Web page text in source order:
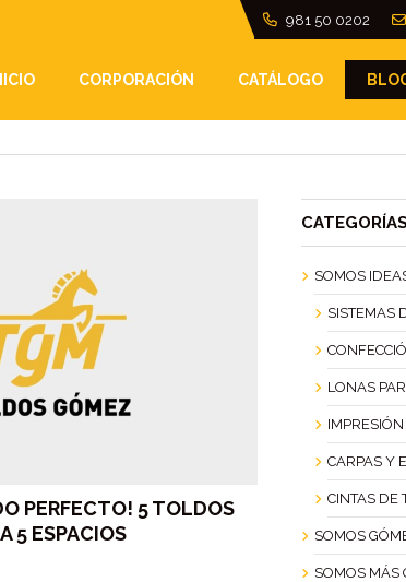
981 50 0202
CORPORACIÓN CATÁLOGO
PERFECTO! 5 TOLDOS
5 ESPACIOS
CATEGORÍAS
SOMOS
SISTEMAS
LONAS
CARPAS Y
CINTAS DE
SOMOS
SOMOS MÁS